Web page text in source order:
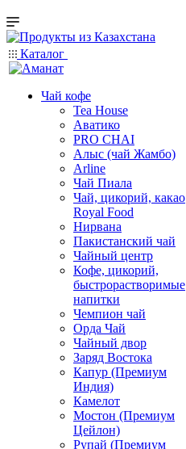
Каталог
Чай кофе
Tea House
Аватико
PRO CHAI
Алыс (чай Жамбо)
Arline
Чай Пиала
Чай, цикорий, какао
Royal Food
Нирвана
Пакистанский чай
Чайный центр
Кофе, цикорий,
быстрорастворимые
напитки
Чемпион чай
Орда Чай
Чайный двор
Заряд Востока
Капур (Премиум
Индия)
Камелот
Мостон (Премиум
Цейлон)
Рупай (Премиум